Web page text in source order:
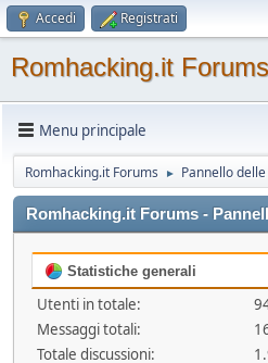
Accedi Registrati
Romhacking.it Forums
Menu principale
Romhacking.it Forums ► Pannello
Romhacking.it Forums -
Statistiche generali
Utenti in totale:
Messaggi totali:
Totale discussioni: